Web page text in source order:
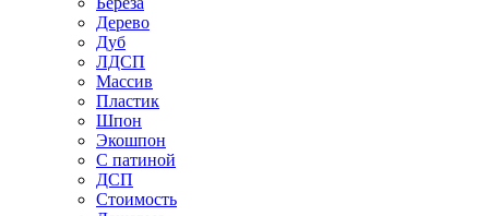
Дерево
Дуб
ЛДСП
Массив
Пластик
Шпон
Экошпон
С патиной
ДСП
Стоимость